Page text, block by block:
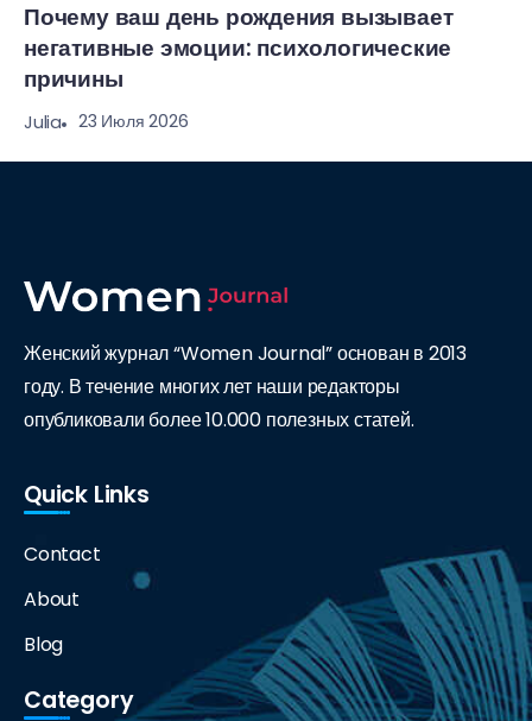
Почему ваш день рождения вызывает
негативные эмоции: психологические
причины
Julia 23 Июля 2026
Женский журнал “Women Journal” основан в 2013
году. В течение многих лет наши редакторы
опубликовали более 10.000 полезных статей.
Quick Links
Contact
About
Blog
Category